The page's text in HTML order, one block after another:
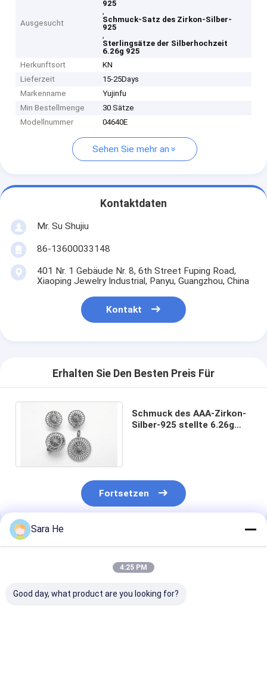
Ausgesucht
925
,
Schmuck-Satz des Zirkon-Silber-
925
,
Sterlingsätze der Silberhochzeit
6.26g 925
Herkunftsort
KN
Lieferzeit
15-25Days
Markenname
Yujinfu
Min Bestellmenge
30 Sätze
Modellnummer
04640E
Sehen Sie mehr an
Kontaktdaten
Mr. Su Shujiu
86-13600033148
401 Nr. 1 Gebäude Nr. 8, 6th Street Fuping Road,
Xiaoping Jewelry Industrial, Panyu, Guangzhou, China
Kontakt
Erhalten Sie Den Besten Preis Für
Schmuck des AAA-Zirkon-
Silber-925 stellte 6.26g
Fortsetzen
Empfohlene Produkte
Sara He
4:25 PM
Good day, what product are you looking for?